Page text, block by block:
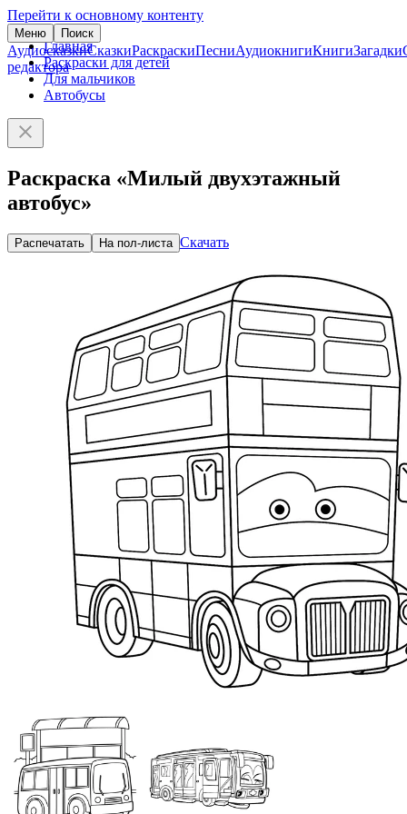
Перейти к основному контенту
Меню Поиск
АудиосказкиСказкиРаскраскиПесниАудиокнигиКнигиЗагадки
редактора
Главная
Раскраски для детей
Для мальчиков
Автобусы
Раскраска «Милый двухэтажный
автобус»
Распечатать На пол-листа Скачать